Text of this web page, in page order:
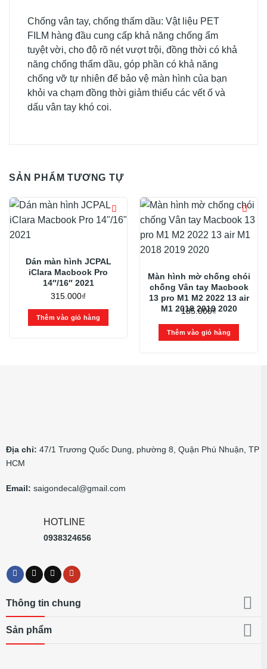
Chống vân tay, chống thấm dầu: Vật liệu PET
FILM hàng đầu cung cấp khả năng chống ẩm
tuyệt vời, cho độ rõ nét vượt trội, đồng thời có khả
năng chống thấm dầu, góp phần có khả năng
chống vỡ tự nhiên để bảo vệ màn hình của bạn
khỏi va chạm đồng thời giảm thiểu các vết ố và
dấu vân tay khó coi.
SẢN PHẨM TƯƠNG TỰ
Dán màn hình JCPAL
iClara Macbook Pro
14″/16″ 2021
315.000₫
Thêm vào giỏ hàng
Màn hình mờ chống chói
chống Vân tay Macbook
13 pro M1 M2 2022 13 air
M1 2018 2019 2020
185.000₫
Thêm vào giỏ hàng
Địa chỉ: 47/1 Trương Quốc Dung, phường 8, Quận Phú Nhuận, TP
HCM
Email: saigondecal@gmail.com
HOTLINE
0938324656
Thông tin chung
Sản phẩm